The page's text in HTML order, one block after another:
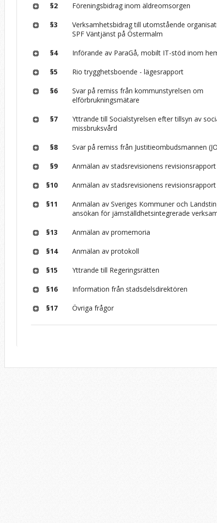
§2 Föreningsbidrag inom äldreomsorgen
§3
Verksamhetsbidrag till utomstående
SPF Väntjänst på Östermalm
§4 Införande av ParaGå, mobilt IT-stöd inom
§5 Rio trygghetsboende - lägesrapport
§6
Svar på remiss från kommunstyrelsen om
elförbrukningsmätare
§7
Yttrande till Socialstyrelsen efter tillsyn av
missbruksvård
§8 Svar på remiss från Justitieombudsmannen
§9 Anmälan av stadsrevisionens
§10 Anmälan av stadsrevisionens
§11
Anmälan av Sveriges Kommuner och
ansökan för jämställdhetsintegrerade
§13 Anmälan av promemoria
§14 Anmälan av protokoll
§15 Yttrande till Regeringsrätten
§16 Information från stadsdelsdirektören
§17 Övriga frågor